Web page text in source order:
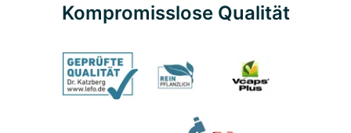
Kompromisslose Qualität